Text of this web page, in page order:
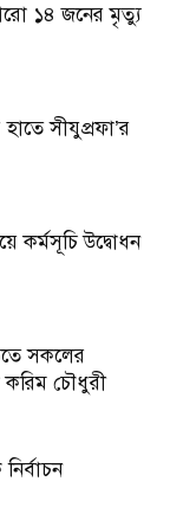
১৪ জনের মৃত্যু
হাতে সীযুপ্রফা’র
কর্মসূচি উদ্বোধন
সকলের
করিম চৌধুরী